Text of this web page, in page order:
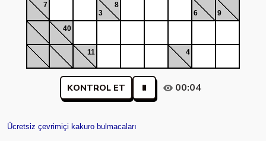
7
8
3
6
9
40
11 4
KONTROL ET 00:04
Ücretsiz çevrimiçi kakuro bulmacaları